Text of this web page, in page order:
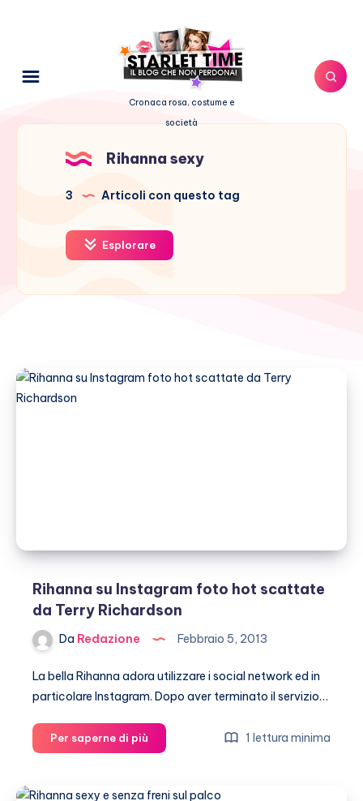
Cronaca rosa, costume e
società
Rihanna sexy
3 Articoli con questo tag
Esplorare
Rihanna su Instagram foto hot scattate
da Terry Richardson
Da Redazione Febbraio 5, 2013
La bella Rihanna adora utilizzare i social network ed in
particolare Instagram. Dopo aver terminato il servizio…
Per saperne di più
su
foto
1 lettura minima